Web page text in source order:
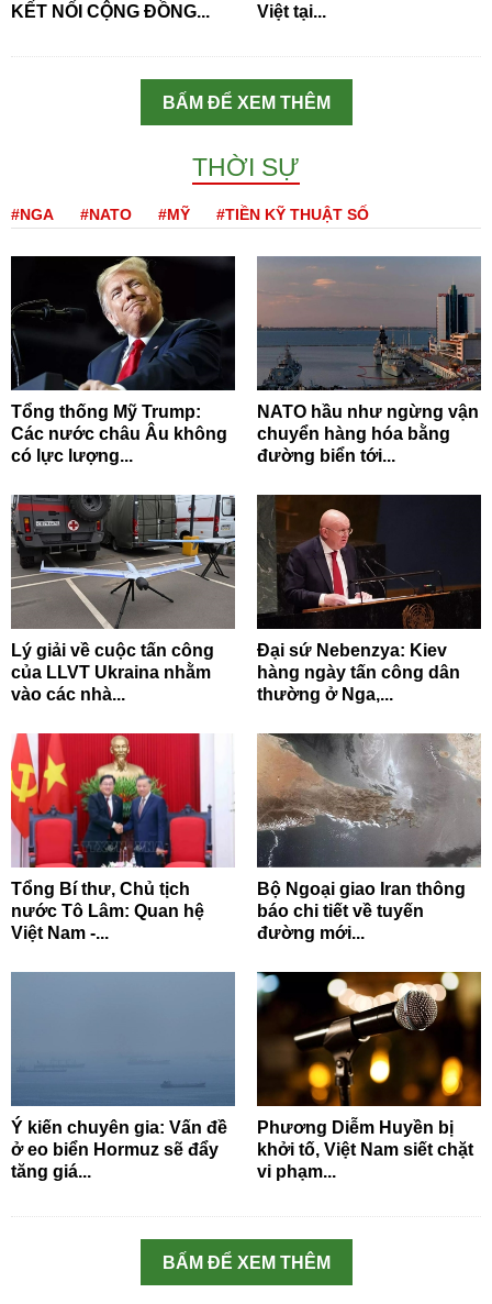
KẾT NỐI CỘNG ĐỒNG...
Việt tại...
BẤM ĐỂ XEM THÊM
THỜI SỰ
#NGA #NATO #MỸ #TIỀN KỸ THUẬT SỐ
Tổng thống Mỹ Trump:
Các nước châu Âu không
có lực lượng...
NATO hầu như ngừng vận
chuyển hàng hóa bằng
đường biển tới...
Lý giải về cuộc tấn công
của LLVT Ukraina nhằm
vào các nhà...
Đại sứ Nebenzya: Kiev
hàng ngày tấn công dân
thường ở Nga,...
Tổng Bí thư, Chủ tịch
nước Tô Lâm: Quan hệ
Việt Nam -...
Bộ Ngoại giao Iran thông
báo chi tiết về tuyến
đường mới...
Ý kiến chuyên gia: Vấn đề
ở eo biển Hormuz sẽ đẩy
tăng giá...
Phương Diễm Huyền bị
khởi tố, Việt Nam siết chặt
vi phạm...
BẤM ĐỂ XEM THÊM